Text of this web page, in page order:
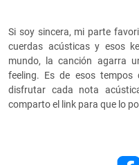
Si soy sincera, mi parte
cuerdas acústicas y esos
mundo, la canción agarra
feeling. Es de esos
disfrutar cada nota
comparto el link para que lo